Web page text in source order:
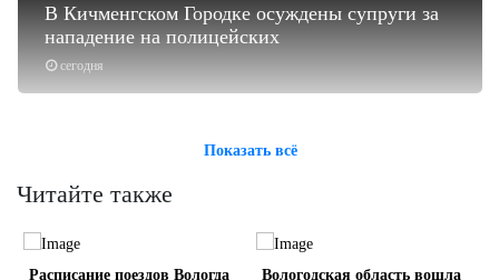
сегодня
В Кичменгском Городке осуждены супруги за
нападение на полицейских
Показать всё
Читайте также
Расписание поездов Вологда
Вологодская область вошла